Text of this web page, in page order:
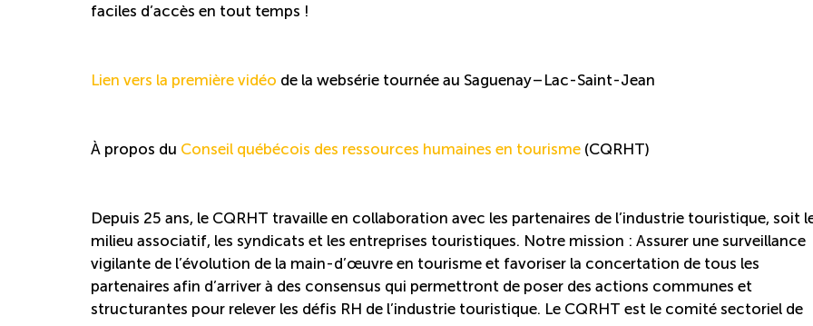
faciles d’accès en tout temps !
Lien vers la première vidéo de la websérie tournée au Saguenay–Lac-Saint-Jean
À propos du Conseil québécois des ressources humaines en tourisme (CQRHT)
Depuis 25 ans, le CQRHT travaille en collaboration avec les partenaires de l’industrie touristique, soit
milieu associatif, les syndicats et les entreprises touristiques. Notre mission : Assurer une surveillance
vigilante de l’évolution de la main-d’œuvre en tourisme et favoriser la concertation de tous les
partenaires afin d’arriver à des consensus qui permettront de poser des actions communes et
structurantes pour relever les défis RH de l’industrie touristique. Le CQRHT est le comité sectoriel de